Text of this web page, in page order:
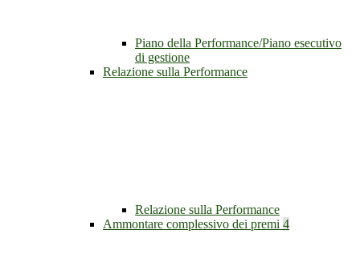
Piano della Performance/Piano esecutivo
di gestione
Relazione sulla Performance
Relazione sulla Performance
Ammontare complessivo dei premi 4